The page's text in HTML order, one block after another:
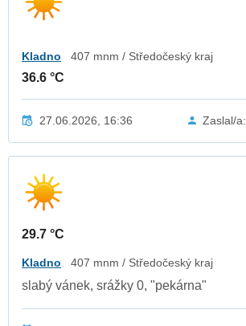
Kladno 407 mnm / Středočeský kraj
36.6 °C
27.06.2026, 16:36 Zaslal/a:
29.7 °C
Kladno 407 mnm / Středočeský kraj
slabý vánek, srážky 0, "pekárna"